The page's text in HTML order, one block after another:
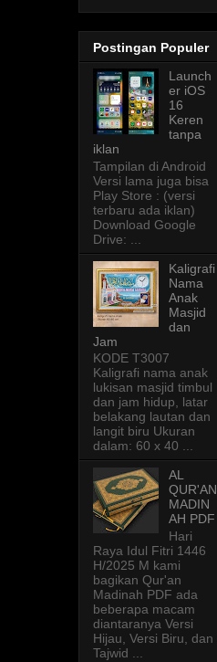
Postingan Populer
Launch
er iOS
16
Keren
tanpa
iklan
Tampilan di Android
Versi lama juga bisa
Play Store : (versi
terbaru ada iklan)
Download Google
Drive: ...
Kaligrafi
Nama
Anak
Masjid
dan
Jam
KODE T3007
Kaligrafi nama anak
lukisan masjid timbul
dan jam hidup, latar
belakang lautan dan
langit biru Ukuran
dalam: 60 x 40 ...
AL
QUR'AN
MADIN
AH PDF
Hari
Raya Idul Fitri 1446
H/2025 M kami
bagikan Qur'an
Madinah PDF ada
beberapa macam
diantaranya Versi
Hijau, Versi Biru, dan
Tajwid ...